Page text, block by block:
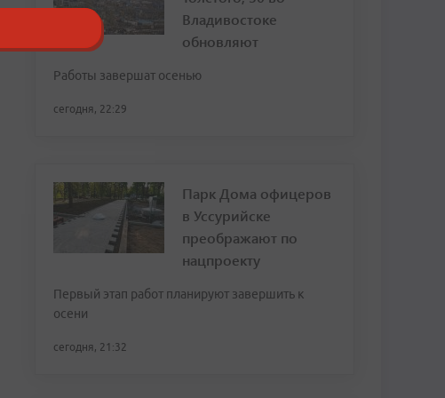
Владивостоке
обновляют
Работы завершат осенью
сегодня, 22:29
Парк Дома офицеров
в Уссурийске
преображают по
нацпроекту
Первый этап работ планируют завершить к
осени
сегодня, 21:32